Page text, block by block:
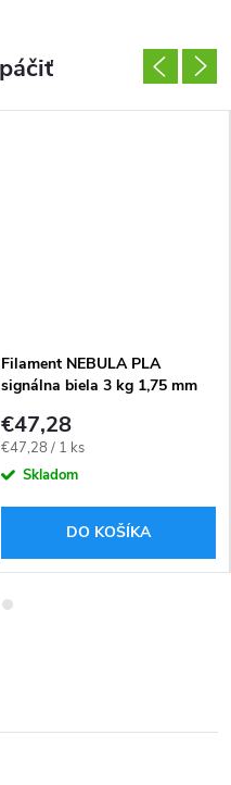
Filament NEBULA PLA
signálna biela 3 kg 1,75 mm
€47,28
Jednotková
cena:
€47,28 / 1 ks
Skladom
DO KOŠÍKA